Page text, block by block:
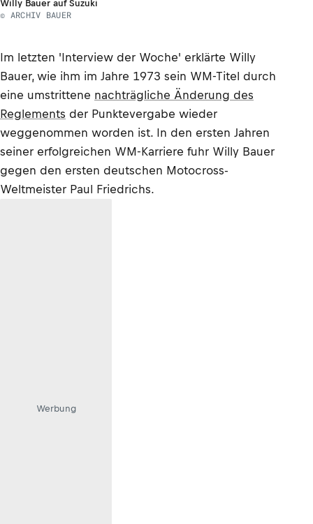
Willy Bauer auf Suzuki
© ARCHIV BAUER
Im letzten 'Interview der Woche' erklärte Willy
Bauer, wie ihm im Jahre 1973 sein WM-Titel durch
eine umstrittene nachträgliche Änderung des
Reglements der Punktevergabe wieder
weggenommen worden ist. In den ersten Jahren
seiner erfolgreichen WM-Karriere fuhr Willy Bauer
gegen den ersten deutschen Motocross-
Weltmeister Paul Friedrichs.
Werbung